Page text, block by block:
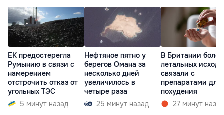
ЕК предостерегла
Румынию в связи с
намерением
отстрочить отказ от
угольных ТЭС
5 минут назад
Нефтяное пятно у
берегов Омана за
несколько дней
увеличилось в
четыре раза
25 минут назад
В Британии
летальных
связали с
препаратами для
похудения
27 минут назад